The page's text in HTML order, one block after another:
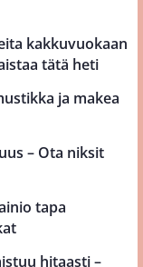
kakkuvuokaan
tätä heti
ja makea
– Ota niksit
tapa
hitaasti –